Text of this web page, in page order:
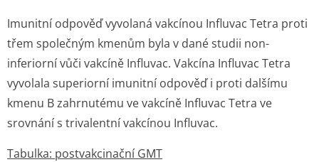
Imunitní odpověď vyvolaná vakcínou Influvac Tetra proti
třem společným kmenům byla v dané studii non-
inferiorní vůči vakcíně Influvac. Vakcína Influvac Tetra
vyvolala superiorní imunitní odpověď i proti dalšímu
kmenu B zahrnutému ve vakcíně Influvac Tetra ve
srovnání s trivalentní vakcínou Influvac.
Tabulka: postvakcinační GMT